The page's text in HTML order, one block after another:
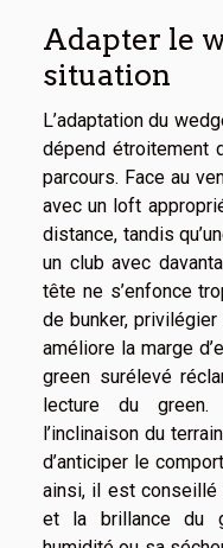
Adapter le
situation
L’adaptation du
dépend étroitement
parcours. Face au
avec un loft
distance, tandis
un club avec
tête ne s’enfonce
de bunker,
améliore la marge
green surélevé
lecture du
l’inclinaison du
d’anticiper le
ainsi, il est conseillé
et la brillance du